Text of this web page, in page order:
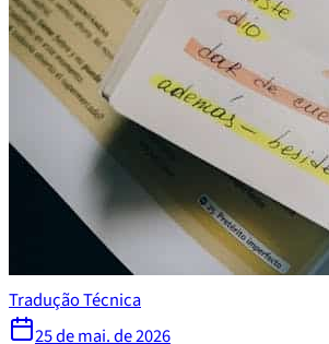
Tradução Técnica
25 de mai. de 2026